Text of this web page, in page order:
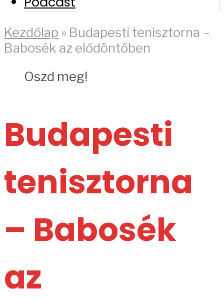
Kezdőlap » Budapesti tenisztorna –
Babosék az elődöntőben
Oszd meg!
Budapesti
tenisztorna
– Babosék
az